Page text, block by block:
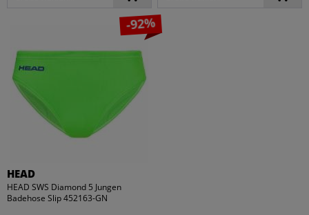
-92%
HEAD
HEAD SWS Diamond 5 Jungen
Badehose Slip 452163-GN